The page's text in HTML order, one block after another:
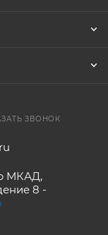
ЗВОНОК
МКАД,
8 -